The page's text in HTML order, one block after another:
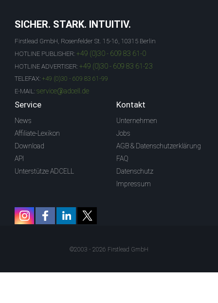
SICHER. STARK. INTUITIV.
Firstlead GmbH, Rosenfelder St. 15-16, 10315 Berlin
HOTLINE PUBLISHER: +49 (0)30 - 609 83 61-0
HOTLINE ADVERTISER: +49 (0)30 - 609 83 61-23
TELEFAX: +49 (0)30 - 609 83 61-99
E-MAIL: service@adcell.de
Service
News
Affiliate-Lexikon
Download
API
Unterstütze ADCELL
Kontakt
Unternehmen
Jobs
AGB & Datenschutzerklärung
FAQ
Datenschutz
Impressum
©2003 - 2026 Firstlead GmbH